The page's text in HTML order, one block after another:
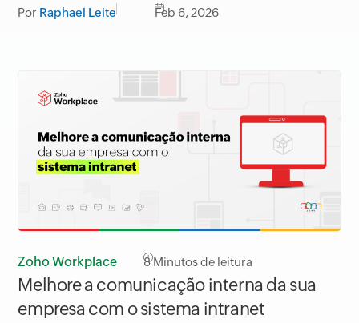
Por Raphael Leite Feb 6, 2026
Zoho Workplace 8Minutos de leitura
Melhore a comunicação interna da sua
empresa com o sistema intranet